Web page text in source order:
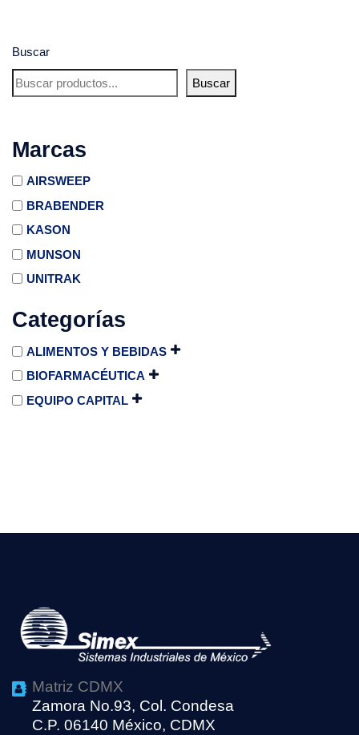
Buscar
Buscar
Marcas
AIRSWEEP
BRABENDER
KASON
MUNSON
UNITRAK
Categorías
ALIMENTOS Y BEBIDAS
BIOFARMACÉUTICA
EQUIPO CAPITAL
Matriz CDMX
Zamora No.93, Col. Condesa
C.P. 06140 México, CDMX